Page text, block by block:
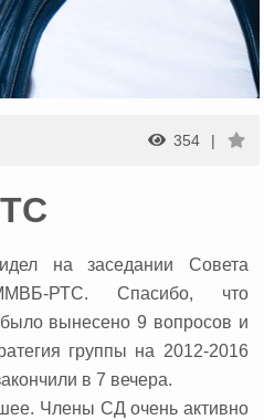
354
на заседании Совета
РТС. Спасибо, что
вынесено 9 вопросов и
группы на 2012-2016
в 7 вечера.
Члены СД очень активно